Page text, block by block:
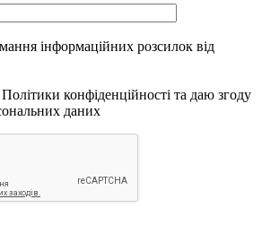
інформаційних розсилок від
конфіденційності та даю згоду
даних